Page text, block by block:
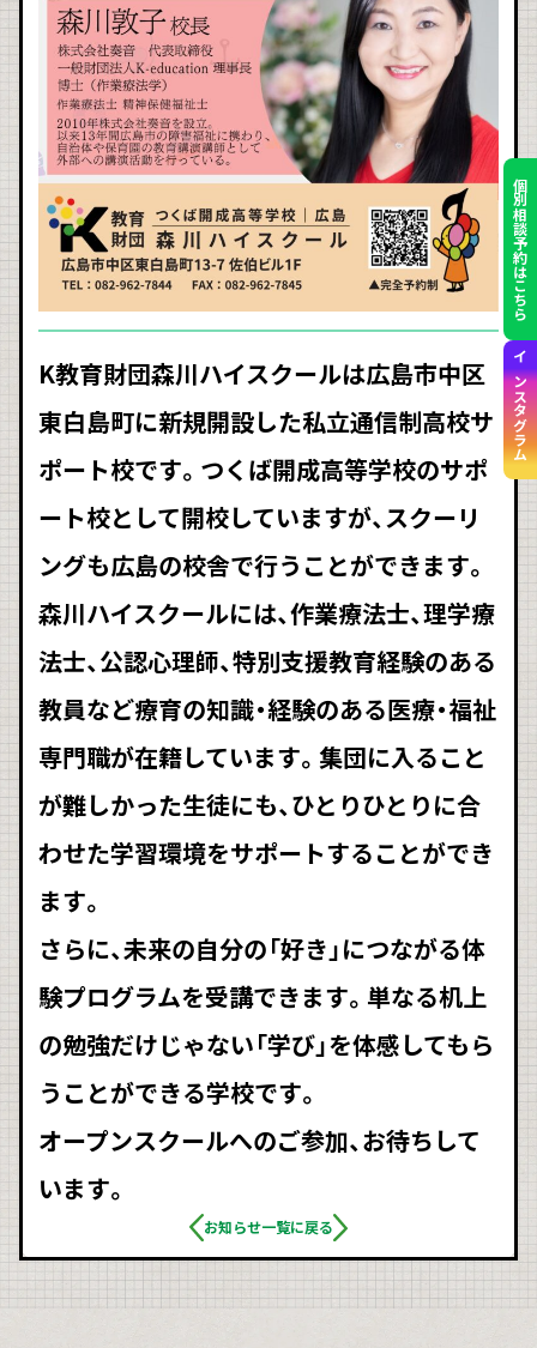
個別相談予約はこちら
インスタグラム
K教育財団森川ハイスクールは広島市中区
東白島町に新規開設した私立通信制高校サ
ポート校です。つくば開成高等学校のサポ
ート校として開校していますが、スクーリ
ングも広島の校舎で行うことができます。
森川ハイスクールには、作業療法士、理学療
法士、公認心理師、特別支援教育経験のある
教員など療育の知識・経験のある医療・福祉
専門職が在籍しています。集団に入ること
が難しかった生徒にも、ひとりひとりに合
わせた学習環境をサポートすることができ
ます。
さらに、未来の自分の「好き」につながる体
験プログラムを受講できます。単なる机上
の勉強だけじゃない「学び」を体感してもら
うことができる学校です。
オープンスクールへのご参加、お待ちして
います。
お知らせ一覧に戻る